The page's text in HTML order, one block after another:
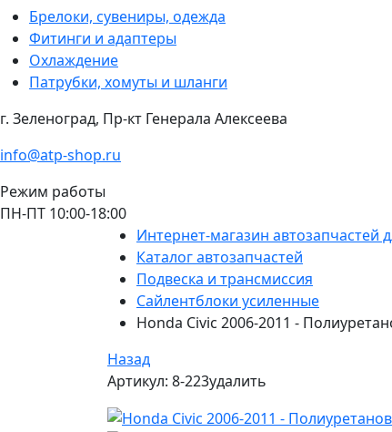
Брелоки, сувениры, одежда
Фитинги и адаптеры
Охлаждение
Патрубки, хомуты и шланги
г. Зеленоград, Пр-кт Генерала Алексеева
info@atp-shop.ru
Режим работы
ПН-ПТ 10:00-18:00
Интернет-магазин автозапчастей
Каталог автозапчастей
Подвеска и трансмиссия
Сайлентблоки усиленные
Honda Civic 2006-2011 -
Назад
Артикул: 8-223удалить